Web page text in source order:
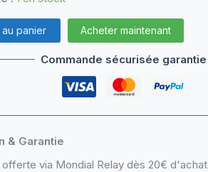
panier Acheter maintenant
Commande sécurisée garantie
& Garantie
offerte via Mondial Relay dès 20€ d'achat